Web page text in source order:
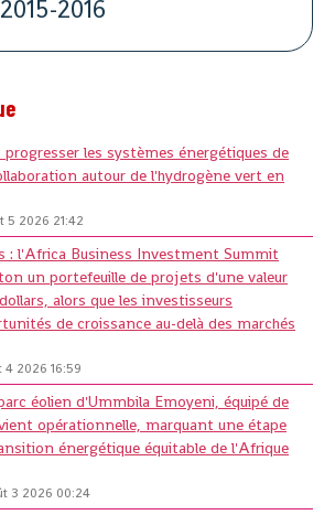
2016
les systèmes énergétiques de
autour de l'hydrogène vert en
5 2026 21:42
: l'Africa Business Investment Summit
un portefeuille de projets d'une valeur
alors que les investisseurs
de croissance au-delà des marchés
4 2026 16:59
éolien d'Ummbila Emoyeni, équipé de
opérationnelle, marquant une étape
énergétique équitable de l'Afrique
3 2026 00:24